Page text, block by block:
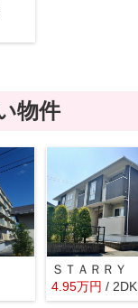
物件
4.95万円 / 2DK